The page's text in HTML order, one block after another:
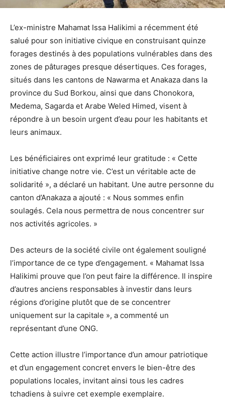
L’ex-ministre Mahamat Issa Halikimi a récemment été
salué pour son initiative civique en construisant quinze
forages destinés à des populations vulnérables dans des
zones de pâturages presque désertiques. Ces forages,
situés dans les cantons de Nawarma et Anakaza dans la
province du Sud Borkou, ainsi que dans Chonokora,
Medema, Sagarda et Arabe Weled Himed, visent à
répondre à un besoin urgent d’eau pour les habitants et
leurs animaux.
Les bénéficiaires ont exprimé leur gratitude : « Cette
initiative change notre vie. C’est un véritable acte de
solidarité », a déclaré un habitant. Une autre personne du
canton d’Anakaza a ajouté : « Nous sommes enfin
soulagés. Cela nous permettra de nous concentrer sur
nos activités agricoles. »
Des acteurs de la société civile ont également souligné
l’importance de ce type d’engagement. « Mahamat Issa
Halikimi prouve que l’on peut faire la différence. Il inspire
d’autres anciens responsables à investir dans leurs
régions d’origine plutôt que de se concentrer
uniquement sur la capitale », a commenté un
représentant d’une ONG.
Cette action illustre l’importance d’un amour patriotique
et d’un engagement concret envers le bien-être des
populations locales, invitant ainsi tous les cadres
tchadiens à suivre cet exemple exemplaire.